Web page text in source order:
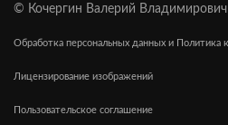
© Кочергин Валерий Владимирович
Обработка персональных данных и Политика
Лицензирование изображений
Пользовательское соглашение